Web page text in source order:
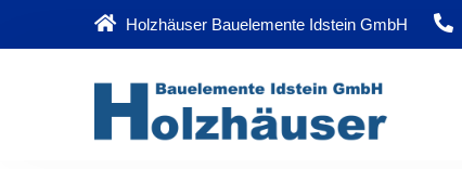
Holzhäuser Bauelemente Idstein GmbH